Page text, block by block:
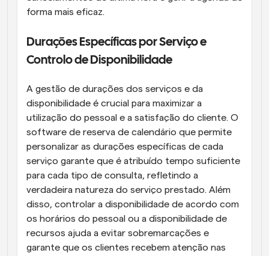
forma mais eficaz.
Durações Específicas por Serviço e
Controlo de Disponibilidade
A gestão de durações dos serviços e da
disponibilidade é crucial para maximizar a
utilização do pessoal e a satisfação do cliente. O
software de reserva de calendário que permite
personalizar as durações específicas de cada
serviço garante que é atribuído tempo suficiente
para cada tipo de consulta, refletindo a
verdadeira natureza do serviço prestado. Além
disso, controlar a disponibilidade de acordo com
os horários do pessoal ou a disponibilidade de
recursos ajuda a evitar sobremarcações e
garante que os clientes recebem atenção nas